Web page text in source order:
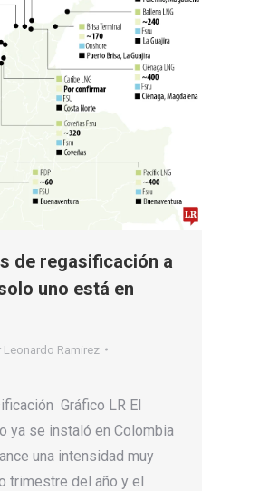
de regasificación a
uno está en
Leonardo Ramirez
Gráfico LR El
ya se instaló en Colombia
una intensidad muy
trimestre del año y el